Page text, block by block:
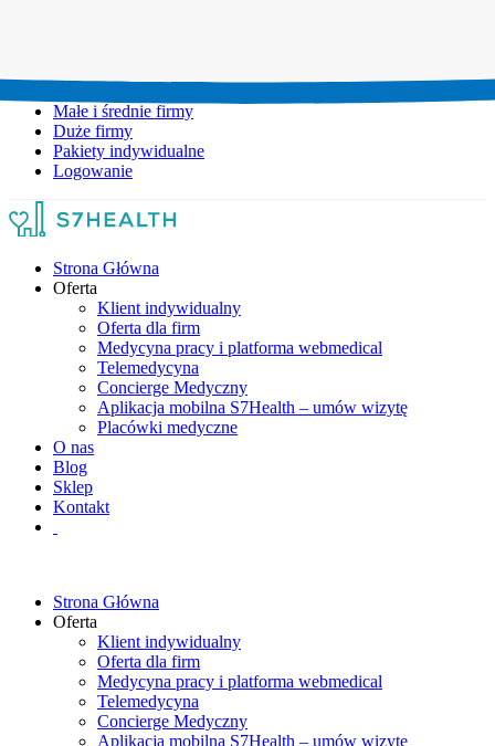
Małe i średnie firmy
Duże firmy
Pakiety indywidualne
Logowanie
Strona Główna
Oferta
Klient indywidualny
Oferta dla firm
Medycyna pracy i platforma webmedical
Telemedycyna
Concierge Medyczny
Aplikacja mobilna S7Health – umów wizytę
Placówki medyczne
O nas
Blog
Sklep
Kontakt
Strona Główna
Oferta
Klient indywidualny
Oferta dla firm
Medycyna pracy i platforma webmedical
Telemedycyna
Concierge Medyczny
Aplikacja mobilna S7Health – umów wizytę